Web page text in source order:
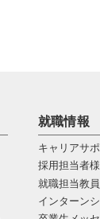
就職情報
キャリアサ
採用担当者
就職担当教員
インターン